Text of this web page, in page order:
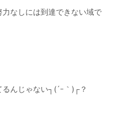
なしには到達できない域で
んじゃない┐(´ｰ｀)┌？